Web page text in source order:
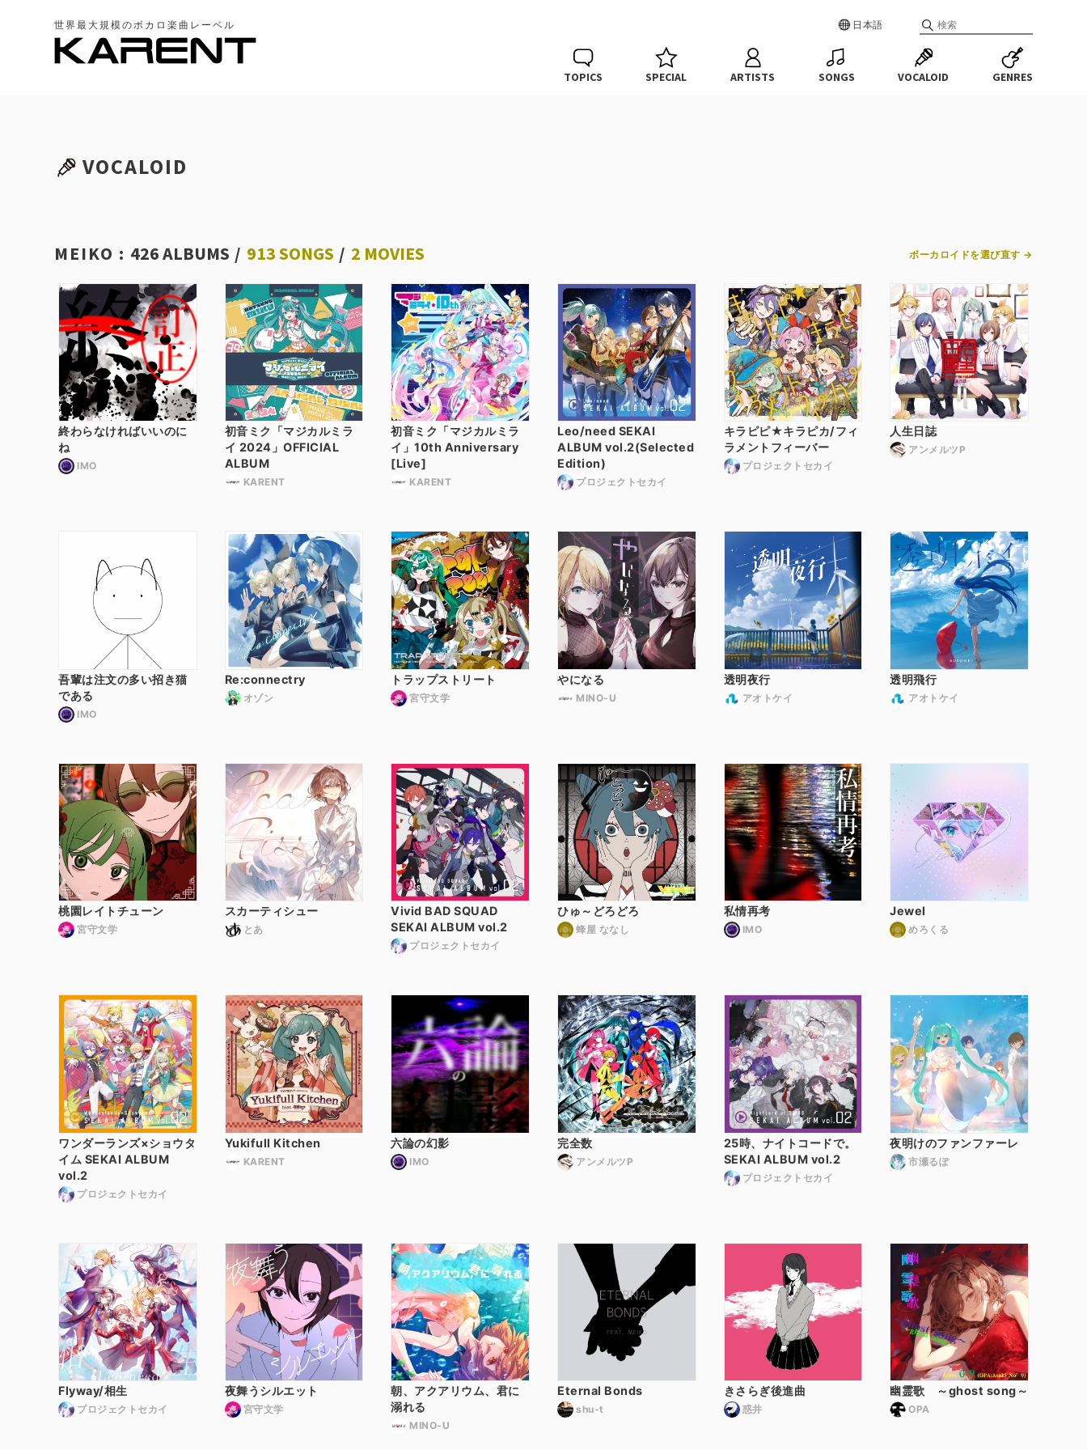
世界最大規模のボカロ楽曲レーベル 日本語
TOPICS SPECIAL ARTISTS SONGS VOCALOID GENRES
VOCALOID
MEIKO : 426 ALBUMS / 913 SONGS / 2 MOVIES ボーカロイドを選び直す →
終わらなければいいのに
ね
IMO
初音ミク「マジカルミラ
イ 2024」OFFICIAL
ALBUM
KARENT
初音ミク「マジカルミラ
イ」10th Anniversary
[Live]
KARENT
Leo/need SEKAI
ALBUM vol.2(Selected
Edition)
プロジェクトセカイ
キラピピ★キラピカ/フィ
ラメントフィーバー
プロジェクトセカイ
人生日誌
アンメルツP
吾輩は注文の多い招き猫
である
IMO
Re:connectry
オゾン
トラップストリート
宮守文学
やになる
MINO-U
透明夜行
アオトケイ
透明飛行
アオトケイ
桃園レイトチューン
宮守文学
スカーティシュー
とあ
Vivid BAD SQUAD
SEKAI ALBUM vol.2
プロジェクトセカイ
ひゅ～どろどろ
蜂屋 ななし
私情再考
IMO
Jewel
めろくる
ワンダーランズ×ショウタ
イム SEKAI ALBUM
vol.2
プロジェクトセカイ
Yukifull Kitchen
KARENT
六論の幻影
IMO
完全数
アンメルツP
25時、ナイトコードで。
SEKAI ALBUM vol.2
プロジェクトセカイ
夜明けのファンファーレ
市瀬るぽ
Flyway/相生
プロジェクトセカイ
夜舞うシルエット
宮守文学
朝、アクアリウム、君に
溺れる
MINO-U
Eternal Bonds
shu-t
きさらぎ後進曲
惑井
幽霊歌 ～ghost song～
OPA